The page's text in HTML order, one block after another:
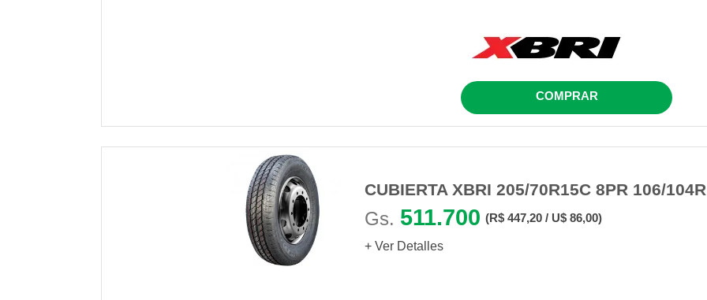
COMPRAR
CUBIERTA XBRI 205/70R15C 8PR 106/
Gs. 511.700 (R$ 447,20 / U$ 86,00)
+ Ver Detalles